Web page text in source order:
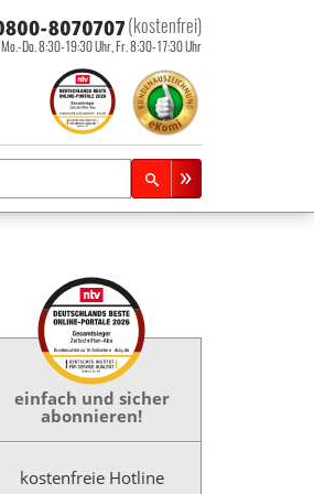
(kostenfrei)
Mo.-Do. 8:30-19:30 Uhr, Fr. 8:30-17:30 Uhr
einfach und sicher
abonnieren!
kostenfreie Hotline